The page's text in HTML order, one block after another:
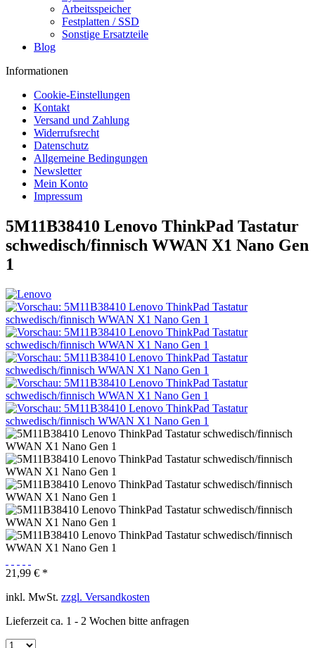
Arbeitsspeicher
Festplatten / SSD
Sonstige Ersatzteile
Blog
Informationen
Cookie-Einstellungen
Kontakt
Versand und Zahlung
Widerrufsrecht
Datenschutz
Allgemeine Bedingungen
Newsletter
Mein Konto
Impressum
5M11B38410 Lenovo ThinkPad Tastatur
schwedisch/finnisch WWAN X1 Nano Gen
1
21,99 € *
inkl. MwSt. zzgl. Versandkosten
Lieferzeit ca. 1 - 2 Wochen bitte anfragen